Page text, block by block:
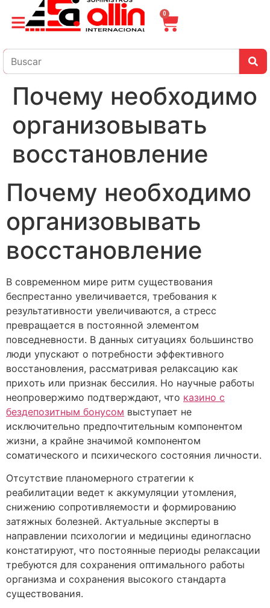
0
Почему необходимо
организовывать
восстановление
Почему необходимо
организовывать
восстановление
В современном мире ритм существования
беспрестанно увеличивается, требования к
результативности увеличиваются, а стресс
превращается в постоянной элементом
повседневности. В данных ситуациях большинство
люди упускают о потребности эффективного
восстановления, рассматривая релаксацию как
прихоть или признак бессилия. Но научные работы
неопровержимо подтверждают, что казино с
бездепозитным бонусом выступает не
исключительно предпочтительным компонентом
жизни, а крайне значимой компонентом
соматического и психического состояния личности.
Отсутствие планомерного стратегии к
реабилитации ведет к аккумуляции утомления,
снижению сопротивляемости и формированию
затяжных болезней. Актуальные эксперты в
направлении психологии и медицины единогласно
констатируют, что постоянные периоды релаксации
требуются для сохранения оптимального работы
организма и сохранения высокого стандарта
существования.